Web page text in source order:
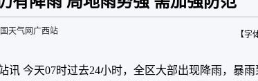
【字
天气网广西站
讯 今天07时过去24小时，全区大部出现降雨，暴